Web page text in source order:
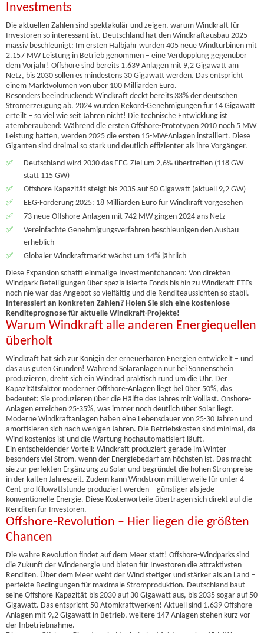
Investments
Die aktuellen Zahlen sind spektakulär und zeigen, warum Windkraft für
Investoren so interessant ist. Deutschland hat den Windkraftausbau 2025
massiv beschleunigt: Im ersten Halbjahr wurden 405 neue Windturbinen mit
2.157 MW Leistung in Betrieb genommen – eine Verdopplung gegenüber
dem Vorjahr! Offshore sind bereits 1.639 Anlagen mit 9,2 Gigawatt am
Netz, bis 2030 sollen es mindestens 30 Gigawatt werden. Das entspricht
einem Marktvolumen von über 100 Milliarden Euro.
Besonders beeindruckend: Windkraft deckt bereits 33% der deutschen
Stromerzeugung ab. 2024 wurden Rekord-Genehmigungen für 14 Gigawatt
erteilt – so viel wie seit Jahren nicht! Die technische Entwicklung ist
atemberaubend: Während die ersten Offshore-Prototypen 2010 noch 5 MW
Leistung hatten, werden 2025 die ersten 15-MW-Anlagen installiert. Diese
Giganten sind dreimal so stark und deutlich effizienter als ihre Vorgänger.
✅
Deutschland wird 2030 das EEG-Ziel um 2,6% übertreffen (118 GW
statt 115 GW)
✅
Offshore-Kapazität steigt bis 2035 auf 50 Gigawatt (aktuell 9,2 GW)
✅
EEG-Förderung 2025: 18 Milliarden Euro für Windkraft vorgesehen
✅
73 neue Offshore-Anlagen mit 742 MW gingen 2024 ans Netz
✅
Vereinfachte Genehmigungsverfahren beschleunigen den Ausbau
erheblich
✅
Globaler Windkraftmarkt wächst um 14% jährlich
Diese Expansion schafft einmalige Investmentchancen: Von direkten
Windpark-Beteiligungen über spezialisierte Fonds bis hin zu Windkraft-ETFs –
noch nie war das Angebot so vielfältig und die Renditeaussichten so stabil.
Interessiert an konkreten Zahlen? Holen Sie sich eine kostenlose
Renditeprognose für aktuelle Windkraft-Projekte!
Warum Windkraft alle anderen Energiequellen
überholt
Windkraft hat sich zur Königin der erneuerbaren Energien entwickelt – und
das aus guten Gründen! Während Solaranlagen nur bei Sonnenschein
produzieren, dreht sich ein Windrad praktisch rund um die Uhr. Der
Kapazitätsfaktor moderner Offshore-Anlagen liegt bei über 50%, das
bedeutet: Sie produzieren über die Hälfte des Jahres mit Volllast. Onshore-
Anlagen erreichen 25-35%, was immer noch deutlich über Solar liegt.
Moderne Windkraftanlagen haben eine Lebensdauer von 25-30 Jahren und
amortisieren sich nach wenigen Jahren. Die Betriebskosten sind minimal, da
Wind kostenlos ist und die Wartung hochautomatisiert läuft.
Ein entscheidender Vorteil: Windkraft produziert gerade im Winter
besonders viel Strom, wenn der Energiebedarf am höchsten ist. Das macht
sie zur perfekten Ergänzung zu Solar und begründet die hohen Strompreise
in der kalten Jahreszeit. Zudem kann Windstrom mittlerweile für unter 4
Cent pro Kilowattstunde produziert werden – günstiger als jede
konventionelle Energie. Diese Kostenvorteile übertragen sich direkt auf die
Renditen für Investoren.
Offshore-Revolution – Hier liegen die größten
Chancen
Die wahre Revolution findet auf dem Meer statt! Offshore-Windparks sind
die Zukunft der Windenergie und bieten für Investoren die attraktivsten
Renditen. Über dem Meer weht der Wind stetiger und stärker als an Land –
perfekte Bedingungen für maximale Stromproduktion. Deutschland baut
seine Offshore-Kapazität bis 2030 auf 30 Gigawatt aus, bis 2035 sogar auf 50
Gigawatt. Das entspricht 50 Atomkraftwerken! Aktuell sind 1.639 Offshore-
Anlagen mit 9,2 Gigawatt in Betrieb, weitere 147 Anlagen stehen kurz vor
der Inbetriebnahme.